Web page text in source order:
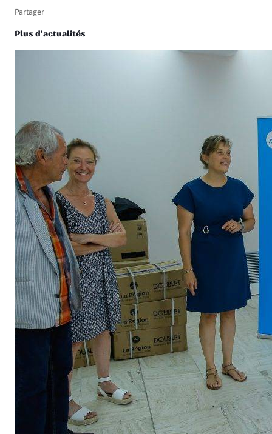
Partager
Plus d'actualités